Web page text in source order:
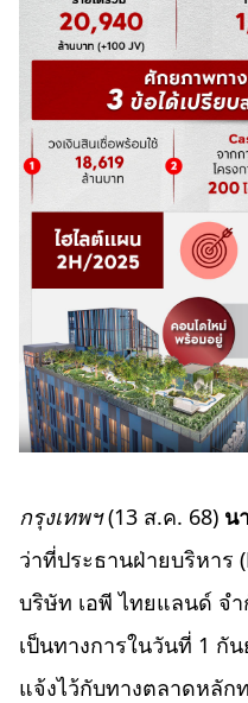
กรุงเทพฯ(13 ส.ค. 68) น
ว่าที่ประธานฝ่ายบริหาร
บริษัท เอพี ไทยแลนด์ จ
เป็นทางการในวันที่ 1 กั
แจ้งไว้กับทางตลาดหลัก